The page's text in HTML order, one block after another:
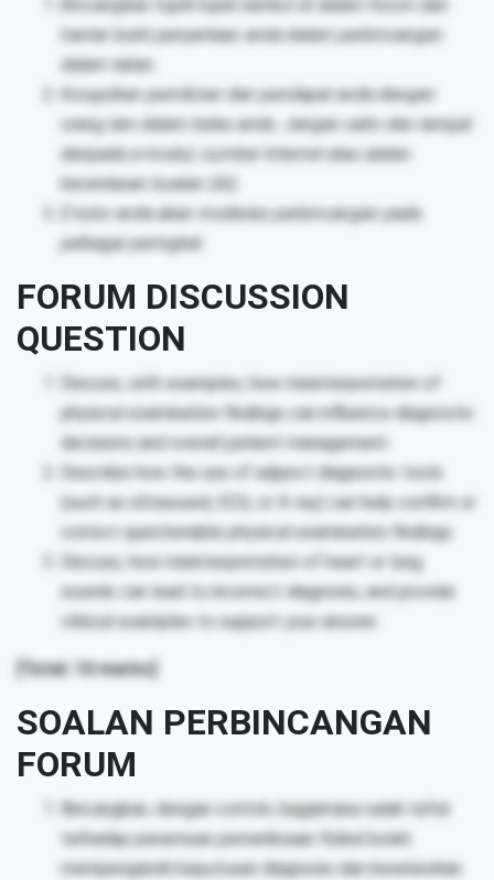
Bincangkan topik-topik berikut di dalam forum dan
hantar bukti penyertaan anda dalam perbincangan
dalam talian.
Kongsikan pemikiran dan pendapat anda dengan
orang lain dalam kelas anda. Jangan salin dan tampal
daripada e-modul, sumber Internet atau alatan
kecerdasan buatan (AI).
E-tutor anda akan moderasi perbincangan pada
pelbagai peringkat.
FORUM DISCUSSION
QUESTION
Discuss, with examples, how misinterpretation of
physical examination findings can influence diagnostic
decisions and overall patient management.
Describe how the use of adjunct diagnostic tools
(such as ultrasound, ECG, or X-ray) can help confirm or
correct questionable physical examination findings.
Discuss, how misinterpretation of heart or lung
sounds can lead to incorrect diagnosis, and provide
clinical examples to support your answer.
[Total: 10 marks]
SOALAN PERBINCANGAN
FORUM
Bincangkan, dengan contoh, bagaimana salah tafsir
terhadap penemuan pemeriksaan fizikal boleh
mempengaruhi keputusan diagnosis dan keseluruhan